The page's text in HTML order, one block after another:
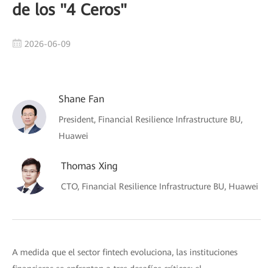
de los "4 Ceros"
2026-06-09
Shane Fan
President, Financial Resilience Infrastructure BU,
Huawei
Thomas Xing
CTO, Financial Resilience Infrastructure BU, Huawei
A medida que el sector fintech evoluciona, las instituciones